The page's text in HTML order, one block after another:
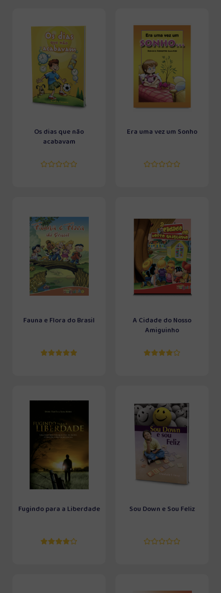
Os dias que não
acabavam
Era uma vez um Sonho
Fauna e Flora do Brasil
A Cidade do Nosso
Amiguinho
Fugindo para a Liberdade Sou Down e Sou Feliz